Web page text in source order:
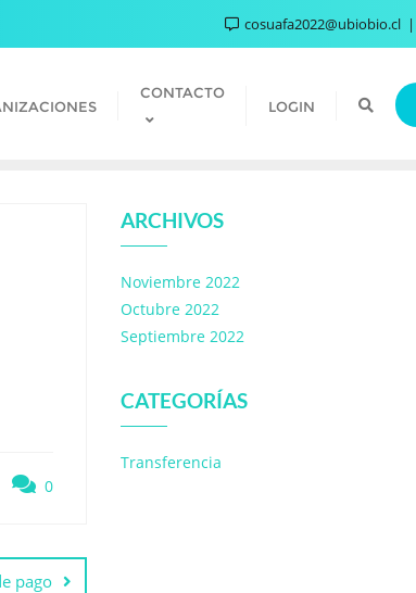
cosuafa2022@ubiobio.cl
CONTACTO
LOGIN
0
pago
ARCHIVOS
Noviembre 2022
Octubre 2022
Septiembre 2022
CATEGORÍAS
Transferencia